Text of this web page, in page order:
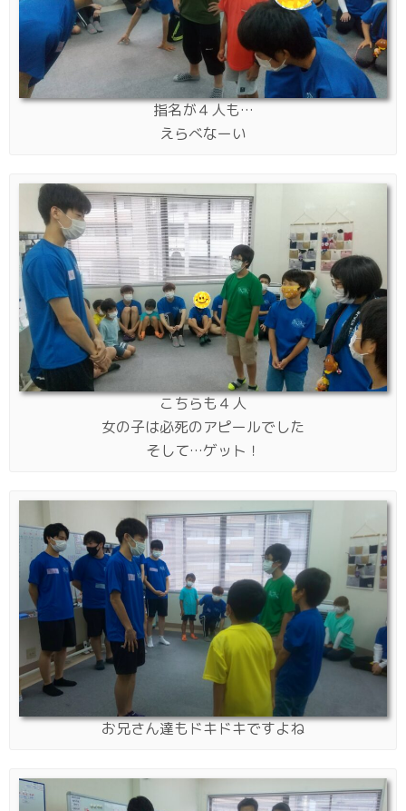
指名が４人も…
えらべなーい
こちらも４人
女の子は必死のアピールでした
そして…ゲット！
お兄さん達もドキドキですよね